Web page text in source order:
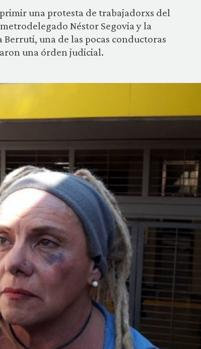
una protesta de trabajadorxs del
Néstor Segovia y la
Berruti, una de las pocas conductoras
una órden judicial.